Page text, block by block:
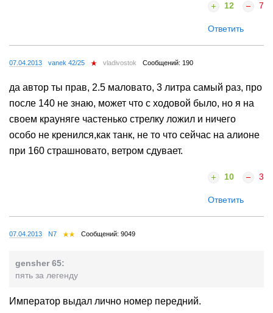
12 7
Ответить
07.04.2013 vanek 42/25 vladivostok Сообщений: 190
да автор ты прав, 2.5 маловато, 3 литра самый раз, про
после 140 не знаю, может что с ходовой было, но я на
своем крауняге частенько стрелку ложил и ничего
особо не кренился,как танк, не то что сейчас на алионе
при 160 страшновато, ветром сдувает.
10 3
Ответить
07.04.2013 N7 Сообщений: 9049
gensher 65:
пять за легенду
Император выдал лично номер передний.